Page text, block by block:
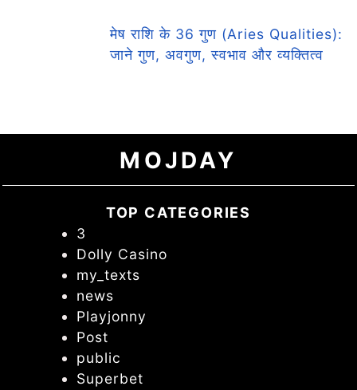
मेष राशि के 36 गुण (Aries Qualities):
जाने गुण, अवगुण, स्वभाव और व्यक्तित्व
MOJDAY
TOP CATEGORIES
3
Dolly Casino
my_texts
news
Playjonny
Post
public
Superbet